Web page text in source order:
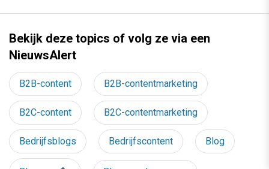
Bekijk deze topics of volg ze via een
NieuwsAlert
B2B-content B2B-contentmarketing
B2C-content B2C-contentmarketing
Bedrijfsblogs Bedrijfscontent Blog